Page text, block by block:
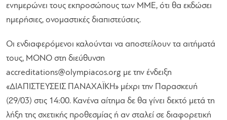
ενημερώνει τους εκπροσώπους των ΜΜΕ, ότι θα εκδώσει
ημερήσιες, ονομαστικές διαπιστεύσεις.
Οι ενδιαφερόμενοι καλούνται να αποστείλουν τα αιτήματά
τους, MONO στη διεύθυνση
accreditations@olympiacos.org με την ένδειξη
«ΔΙΑΠΙΣΤΕΥΣΕΙΣ ΠΑΝΑΧΑΪΚΗ» μέχρι την Παρασκευή
(29/03) στις 14:00. Κανένα αίτημα δε θα γίνει δεκτό μετά τη
λήξη της σχετικής προθεσμίας ή αν σταλεί σε διαφορετική